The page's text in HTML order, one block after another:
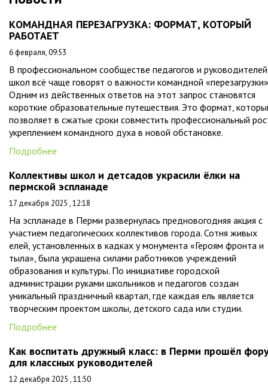
КОМАНДНАЯ ПЕРЕЗАГРУЗКА: ФОРМАТ, КОТОРЫЙ
РАБОТАЕТ
6 февраля, 09:53
В профессиональном сообществе педагогов и руководителей
школ всё чаще говорят о важности командной
Одним из действенных ответов на этот запрос становятся
короткие образовательные путешествия. Это формат,
позволяет в сжатые сроки совместить профессиональный
укреплением командного духа в новой обстановке.
Подробнее
Коллективы школ и детсадов украсили ёлки на
пермской эспланаде
17 декабря 2025 , 12:18
На эспланаде в Перми развернулась предновогодняя акция с
участием педагогических коллективов города. Сотня живых
елей, установленных в кадках у монумента «Героям фронта и
тыла», была украшена силами работников учреждений
образования и культуры. По инициативе городской
администрации руками школьников и педагогов создан
уникальный праздничный квартал, где каждая ель является
творческим проектом школы, детского сада или студии.
Подробнее
Как воспитать дружный класс: в Перми прошёл
для классных руководителей
12 декабря 2025 , 11:50